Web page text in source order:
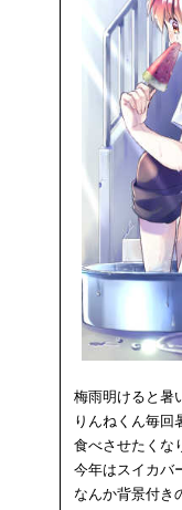
梅雨明けると暑
りんねくん毎回
食べさせたくな
今年はスイカバ
なんか背景付き